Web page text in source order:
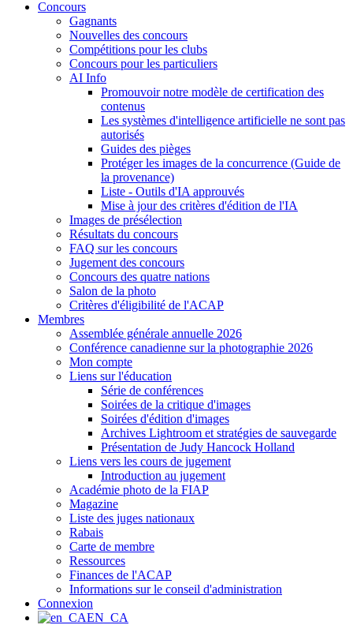
Concours
Gagnants
Nouvelles des concours
Compétitions pour les clubs
Concours pour les particuliers
AI Info
Promouvoir notre modèle de certification des
contenus
Les systèmes d'intelligence artificielle ne sont pas
autorisés
Guides des pièges
Protéger les images de la concurrence (Guide de
la provenance)
Liste - Outils d'IA approuvés
Mise à jour des critères d'édition de l'IA
Images de présélection
Résultats du concours
FAQ sur les concours
Jugement des concours
Concours des quatre nations
Salon de la photo
Critères d'éligibilité de l'ACAP
Membres
Assemblée générale annuelle 2026
Conférence canadienne sur la photographie 2026
Mon compte
Liens sur l'éducation
Série de conférences
Soirées de la critique d'images
Soirées d'édition d'images
Archives Lightroom et stratégies de sauvegarde
Présentation de Judy Hancock Holland
Liens vers les cours de jugement
Introduction au jugement
Académie photo de la FIAP
Magazine
Liste des juges nationaux
Rabais
Carte de membre
Ressources
Finances de l'ACAP
Informations sur le conseil d'administration
Connexion
EN_CA